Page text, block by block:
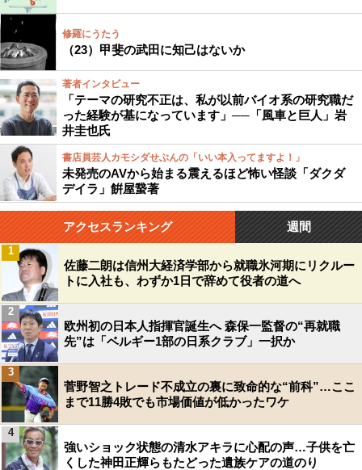
修羅にうたう
（23）甲斐の武田に知己はないか
著者インタビュー
「テーマの研究不正は、私が以前バイオ系の研究職だ
った経験が基になっています」──「風車と巨人」岩
井圭也氏
書店員芸人カモシダせぶんの「いい本入ってますよ！」
未発売のAVから始まる震えるほど怖い怪談「ダクダ
デイラ」餠屋䖸著
アクセスランキング 週間
佐藤二朗は信州大経済学部から就職氷河期にリクルー
トに入社も、わずか1日で辞めて役者の道へ
1
欧州初の日本人指揮官誕生へ 森保一監督の“再就職
先”は「ベルギー1部の日系クラブ」一択か
2
菅野智之トレード不成立の裏に致命的な“前科”…ここ
まで11勝4敗でも市場価値が低かったワケ
3
強いショック状態の清水アキラに心配の声…子供を亡
くした神田正輝らもたどった遺族ケアの道のり
4